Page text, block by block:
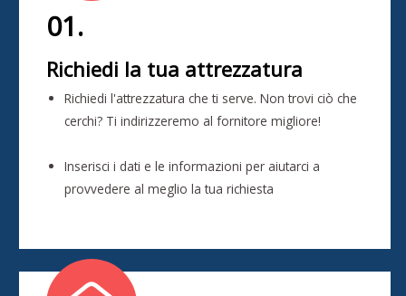
01.
Richiedi la tua attrezzatura
Richiedi l'attrezzatura che ti serve. Non trovi ciò che
cerchi? Ti indirizzeremo al fornitore migliore!
Inserisci i dati e le informazioni per aiutarci a
provvedere al meglio la tua richiesta